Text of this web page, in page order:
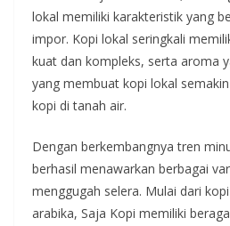
lokal memiliki karakteristik yang
impor. Kopi lokal seringkali
kuat dan kompleks, serta aroma
yang membuat kopi lokal
kopi di tanah air.
Dengan berkembangnya tren
berhasil menawarkan berbagai
menggugah selera. Mulai dari
arabika, Saja Kopi memiliki